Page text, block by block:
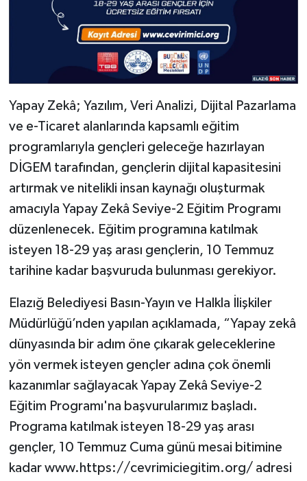
Yapay Zekâ; Yazılım, Veri Analizi, Dijital Pazarlama
ve e-Ticaret alanlarında kapsamlı eğitim
programlarıyla gençleri geleceğe hazırlayan
DİGEM tarafından, gençlerin dijital kapasitesini
artırmak ve nitelikli insan kaynağı oluşturmak
amacıyla Yapay Zekâ Seviye-2 Eğitim Programı
düzenlenecek. Eğitim programına katılmak
isteyen 18-29 yaş arası gençlerin, 10 Temmuz
tarihine kadar başvuruda bulunması gerekiyor.
Elazığ Belediyesi Basın-Yayın ve Halkla İlişkiler
Müdürlüğü’nden yapılan açıklamada, “Yapay zekâ
dünyasında bir adım öne çıkarak geleceklerine
yön vermek isteyen gençler adına çok önemli
kazanımlar sağlayacak Yapay Zekâ Seviye-2
Eğitim Programı'na başvurularımız başladı.
Programa katılmak isteyen 18-29 yaş arası
gençler, 10 Temmuz Cuma günü mesai bitimine
kadar www.https://cevrimiciegitim.org/ adresi